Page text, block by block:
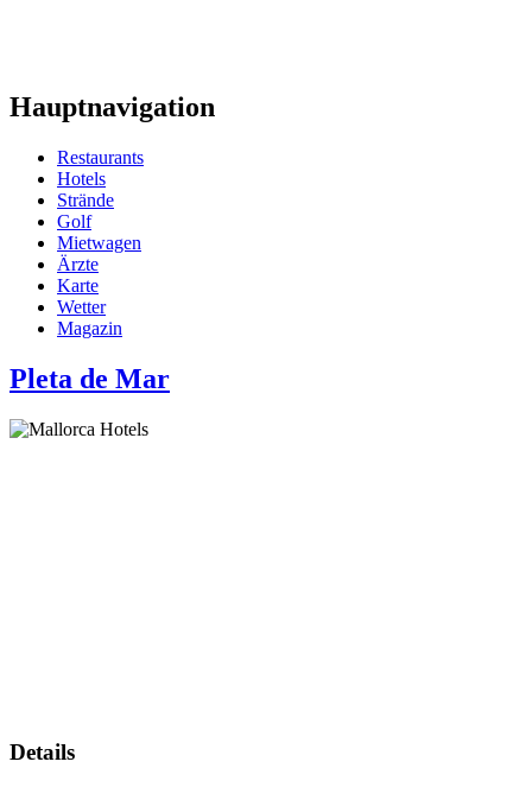
Hauptnavigation
Restaurants
Hotels
Strände
Golf
Mietwagen
Ärzte
Karte
Wetter
Magazin
Pleta de Mar
Details